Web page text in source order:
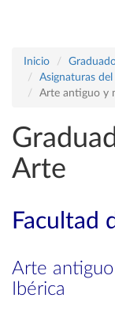
Inicio
Asignaturas
Arte antiguo y
Arte
Facultad
Arte
Ibérica